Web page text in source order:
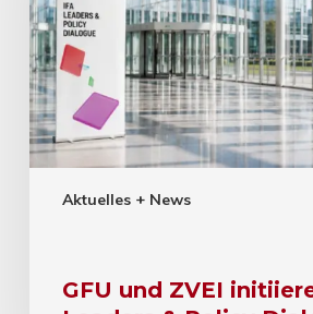
Aktuelles + News
GFU und ZVEI